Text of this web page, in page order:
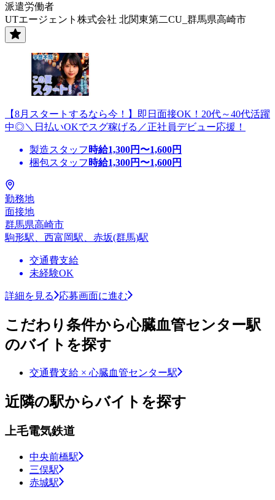
派遣労働者
UTエージェント株式会社 北関東第二CU_群馬県高崎市
【8月スタートするなら今！】即日面接OK！20代～40代活躍
中◎＼日払いOKでスグ稼げる／正社員デビュー応援！
製造スタッフ 時給1,300円〜1,600円
梱包スタッフ 時給1,300円〜1,600円
勤務地
面接地
群馬県高崎市
駒形駅、西富岡駅、赤坂(群馬)駅
交通費支給
未経験OK
詳細を見る 応募画面に進む
こだわり条件から心臓血管センター駅
のバイトを探す
交通費支給 × 心臓血管センター駅
近隣の駅からバイトを探す
上毛電気鉄道
中央前橋駅
三俣駅
赤城駅